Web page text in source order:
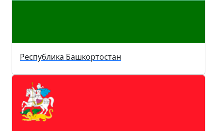
Республика Башкортостан